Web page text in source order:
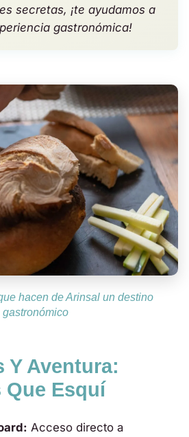
secretas, ¡te ayudamos a
gastronómica!
hacen de Arinsal un destino
gastronómico
Y Aventura:
Que Esquí
Acceso directo a